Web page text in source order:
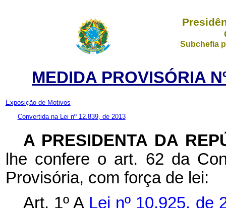
Subchefia
MEDIDA PROVISÓRIA
Exposição de Motivos
Convertida na Lei nº 12.839, de 2013
A PRESIDENTA DA
lhe confere o art. 62 da
Provisória, com força de lei:
Art. 1º A Lei nº 10.925, de